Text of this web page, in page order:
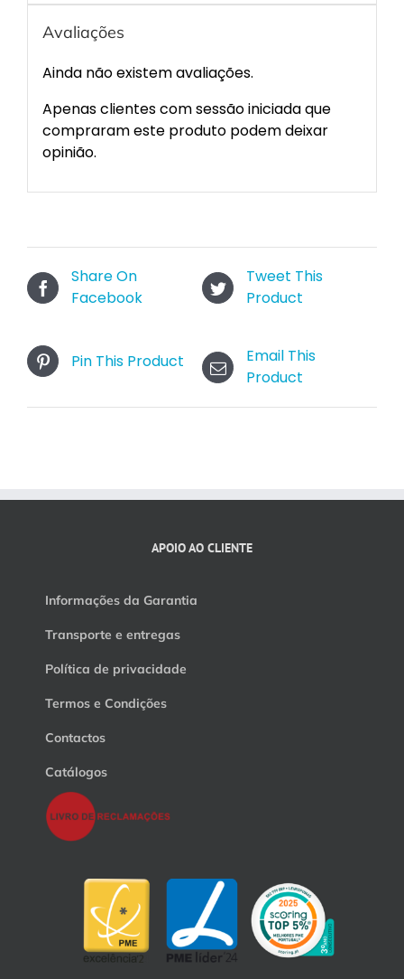
Avaliações
Ainda não existem avaliações.
Apenas clientes com sessão iniciada que
compraram este produto podem deixar
opinião.
Share On
Facebook
Tweet This
Product
Pin This Product
Email This
Product
APOIO AO CLIENTE
Informações da Garantia
Transporte e entregas
Política de privacidade
Termos e Condições
Contactos
Catálogos